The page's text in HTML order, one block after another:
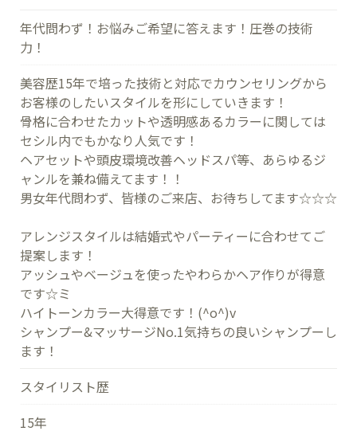
年代問わず！お悩みご希望に答えます！圧巻の技術
力！
美容歴15年で培った技術と対応でカウンセリングから
お客様のしたいスタイルを形にしていきます！
骨格に合わせたカットや透明感あるカラーに関しては
セシル内でもかなり人気です！
ヘアセットや頭皮環境改善ヘッドスパ等、あらゆるジ
ャンルを兼ね備えてます！！
男女年代問わず、皆様のご来店、お待ちしてます☆☆☆
アレンジスタイルは結婚式やパーティーに合わせてご
提案します！
アッシュやベージュを使ったやわらかヘア作りが得意
です☆ミ
ハイトーンカラー大得意です！(^o^)v
シャンプー&マッサージNo.1気持ちの良いシャンプーし
ます！
スタイリスト歴
15年